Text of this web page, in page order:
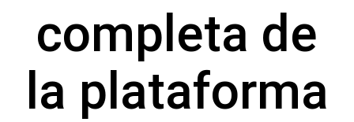
completa de
la plataforma